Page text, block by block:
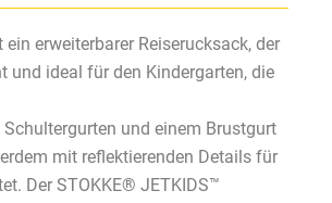
erweiterbarer Reiserucksack, der
und ideal für den Kindergarten, die
und einem Brustgurt
mit reflektierenden Details für
Der STOKKE® JETKIDS™